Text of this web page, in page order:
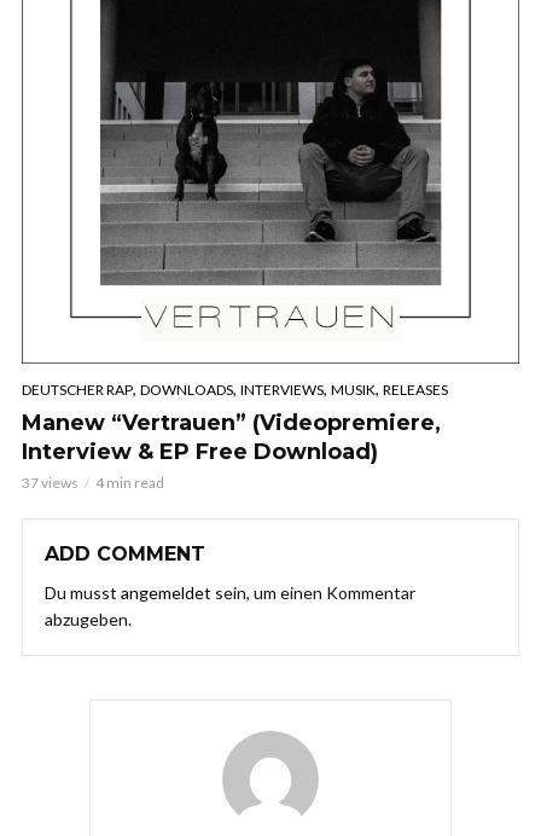
DEUTSCHER RAP, DOWNLOADS, INTERVIEWS, MUSIK, RELEASES
Manew “Vertrauen” (Videopremiere,
Interview & EP Free Download)
37 views 4 min read
ADD COMMENT
Du musst angemeldet sein, um einen Kommentar
abzugeben.